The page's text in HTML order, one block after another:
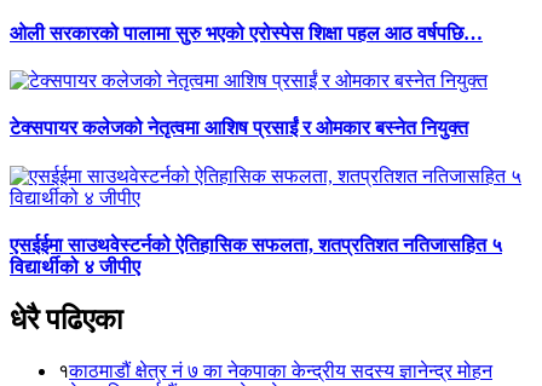
ओली सरकारको पालामा सुरु भएको एरोस्पेस शिक्षा पहल आठ वर्षपछि…
टेक्सपायर कलेजको नेतृत्वमा आशिष प्रसाईं र ओमकार बस्नेत नियुक्त
एसईईमा साउथवेस्टर्नको ऐतिहासिक सफलता, शतप्रतिशत नतिजासहित ५
विद्यार्थीको ४ जीपीए
धेरै पढिएका
१काठमाडौं क्षेत्र नं ७ का नेकपाका केन्द्रीय सदस्य ज्ञानेन्द्र मोहन